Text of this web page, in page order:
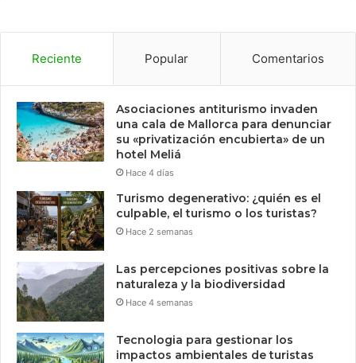
Reciente Popular Comentarios
Asociaciones antiturismo invaden
una cala de Mallorca para denunciar
su «privatización encubierta» de un
hotel Meliá
Hace 4 días
Turismo degenerativo: ¿quién es el
culpable, el turismo o los turistas?
Hace 2 semanas
Las percepciones positivas sobre la
naturaleza y la biodiversidad
Hace 4 semanas
Tecnologia para gestionar los
impactos ambientales de turistas